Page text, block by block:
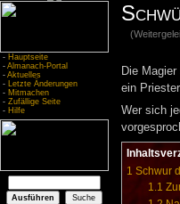
- Hauptseite
- Almanach-Portal
- Aktuelles
- Letzte Änderungen
- Mitmachen
- Zufällige Seite
- Hilfe
Die
ein
Wer sich
1 Schwur
1.1